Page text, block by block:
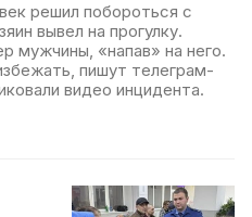
решил побороться с
вывел на прогулку.
мужчины, «напав» на него.
пишут телеграм-
видео инцидента.